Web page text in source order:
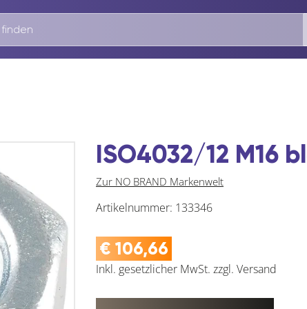
ISO4032/12 M16
Zur NO BRAND Markenwelt
Artikelnummer: 133346
€ 106,66
Inkl. gesetzlicher MwSt. zzgl. Versand